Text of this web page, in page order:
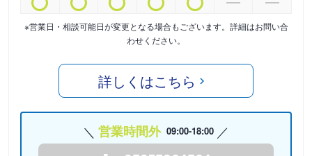
※営業日・相談可能日が変更となる場合もございます。詳細はお問い合
わせください。
詳しくはこちら
営業時間外 09:00-18:00